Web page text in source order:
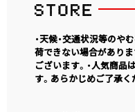
・天候・交通状況等のや
荷できない場合があり
ございます。・人気商
す。あらかじめご了承く